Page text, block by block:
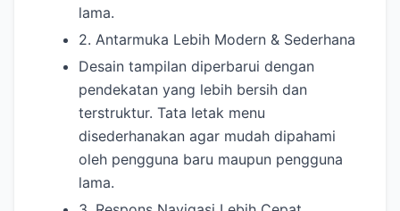
lama.
2. Antarmuka Lebih Modern & Sederhana
Desain tampilan diperbarui dengan
pendekatan yang lebih bersih dan
terstruktur. Tata letak menu
disederhanakan agar mudah dipahami
oleh pengguna baru maupun pengguna
lama.